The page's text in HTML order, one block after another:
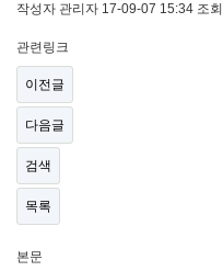
작성자 관리자 17-09-07 15:34 조회
관련링크
이전글
다음글
검색
목록
본문